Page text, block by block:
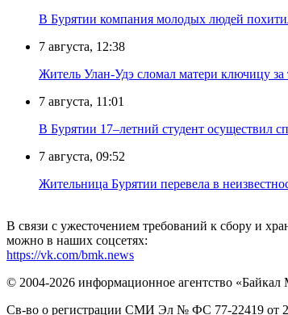
В Бурятии компания молодых людей
7 августа, 12:38
Житель Улан-Удэ сломал матери ключицу за
7 августа, 11:01
В Бурятии 17–летний студент осуществил
7 августа, 09:52
Жительница Бурятии перевела в
В связи с ужесточением требований к сбору и
можно в наших соцсетях:
https://vk.com/bmk.news
© 2004-2026 информационное агентство «Байкал
Св-во о регистрации СМИ Эл № ФС 77-22419 от